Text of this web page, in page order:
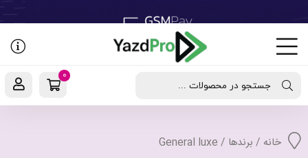
جستجو در محصولات ...
0
خانه / برندها / General luxe